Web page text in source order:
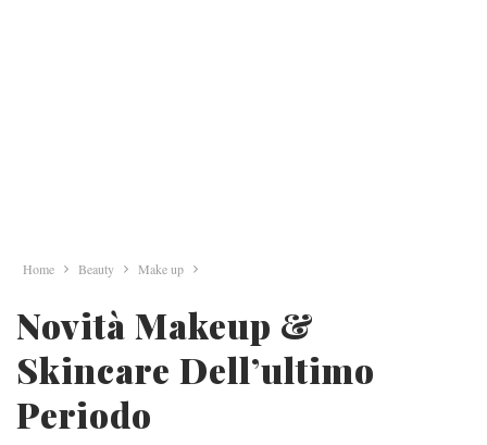
Home Beauty Make up
Novità Makeup &
Skincare Dell’ultimo
Periodo